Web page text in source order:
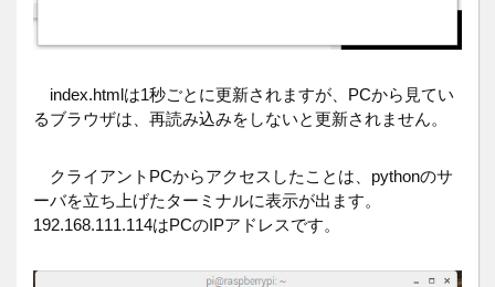
index.htmlは1秒ごとに更新されますが、PCから見てい
るブラウザは、再読み込みをしないと更新されません。
クライアントPCからアクセスしたことは、pythonのサ
ーバを立ち上げたターミナルに表示が出ます。
192.168.111.114はPCのIPアドレスです。